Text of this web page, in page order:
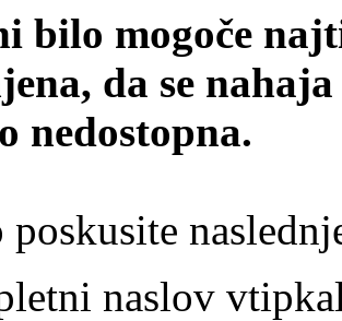
bilo mogoče
da se
nedostopna.
poskusite
naslov